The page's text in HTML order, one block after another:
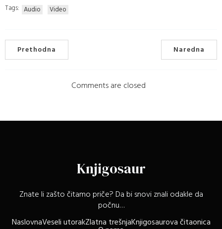
Tags: Audio Video
Prethodna Naredna
Comments are closed
Knjigosaur
Znate li zašto čitamo priče? Da bi snovi znali odakle da
počnu…
NaslovnaVeseli utorakZlatna trešnjaKnjigosaurova čitaonica